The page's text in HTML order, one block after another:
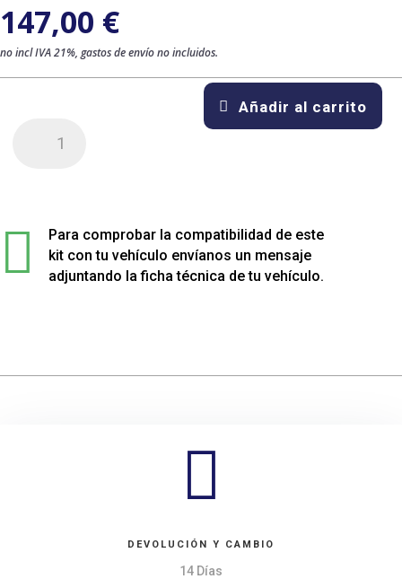
147,00 €
no incl IVA 21%, gastos de envío no incluidos.
para
Volkswagen
VW
Añadir al carrito

Para comprobar la compatibilidad de este
kit con tu vehículo envíanos un mensaje
adjuntando la ficha técnica de tu vehículo.

DEVOLUCIÓN Y CAMBIO
14 Días